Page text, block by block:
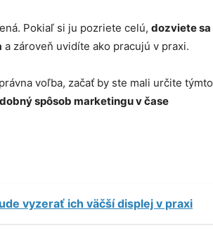
Pokiaľ si ju pozriete celú, dozviete sa
a zároveň uvidíte ako pracujú v praxi.
voľba, začať by ste mali určite týmto
spôsob marketingu v čase
vyzerať ich väčší displej v praxi